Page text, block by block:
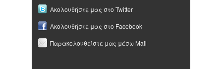
Ακολουθήστε μας στο Twitter
Ακολουθήστε μας στο Facebook
Παρακολουθείστε μας μέσω Mail